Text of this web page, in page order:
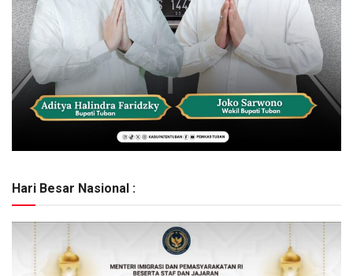
Hari Besar Nasional :